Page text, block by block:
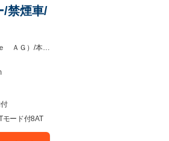
/禁煙車/
本国オプションカーボンパーツ付きBMW M850i ｘＤｒｉｖｅカブリオレが入庫！ブーストアップ（ｓｔｕｄｉｅ ＡＧ）/本革レッドレザーシート/3Dデザインエアロ/レーダー探知機/ドラレコ
モード付8AT